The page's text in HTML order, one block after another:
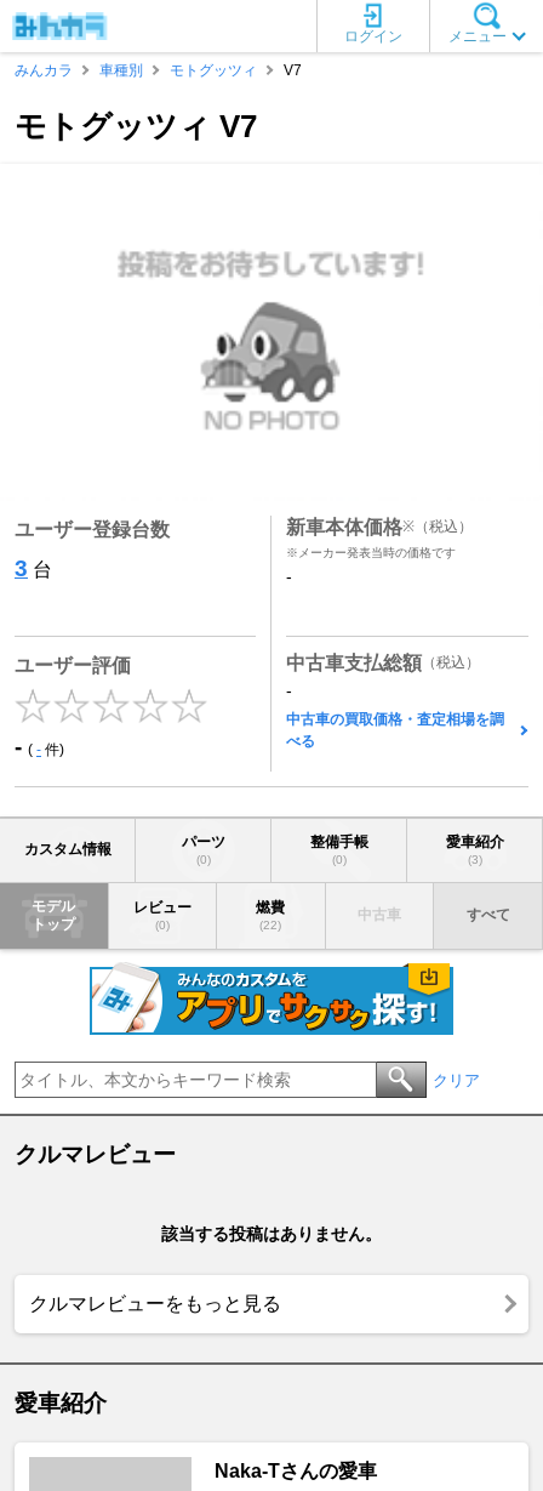
メニュー
ログイン
みんカラ
車種別 モトグッツィ V7
モトグッツィ V7
ユーザー登録台数
3 台
ユーザー評価
- ( - 件)
新車本体価格※ （税込）
※メーカー発表当時の価格です
-
中古車支払総額 （税込）
-
中古車の買取価格・査定相場を調
べる
カスタム情報 パーツ
(0)
整備手帳
(0)
愛車紹介
(3)
モデル
トップ
レビュー
(0)
燃費
(22)
中古車 すべて
クリア
クルマレビュー
該当する投稿はありません。
クルマレビューをもっと見る
愛車紹介
Naka-Tさんの愛車